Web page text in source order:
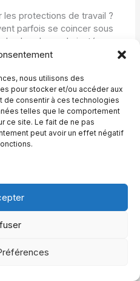
nous utilisons des
pour stocker et/ou accéder aux
de consentir à ces technologies
telles que le comportement
ce site. Le fait de ne pas
peut avoir un effet négatif
les protections de travail ?
parfois se coincer sous
bandes mal ajustées,
points de pression. Pour
et de vérifier que celles ci
la zone du paturon. Si
des poils autour du
sans supprimer
du fanon.
partagez
Grok Claude